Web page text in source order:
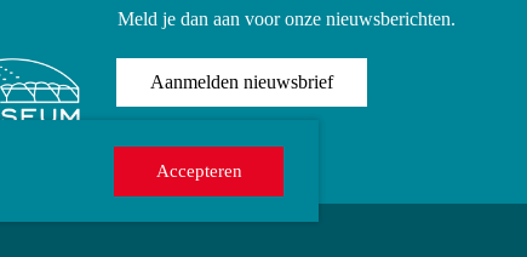
Accepteren
Meld je dan aan voor onze nieuwsberichten.
Aanmelden nieuwsbrief